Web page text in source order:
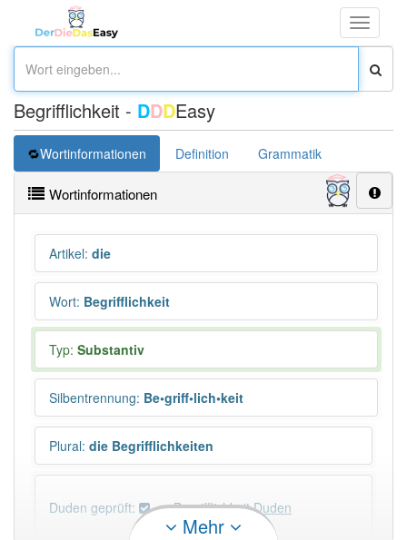
Toggle
Begrifflichkeit - DDDEasy
Wortinformationen Definition Grammatik
Wortinformationen
Artikel: die
Wort: Begrifflichkeit
Typ: Substantiv
Silbentrennung: Be•griff•lich•keit
Plural: die Begrifflichkeiten
Duden geprüft: Begrifflichkeit Duden
Mehr